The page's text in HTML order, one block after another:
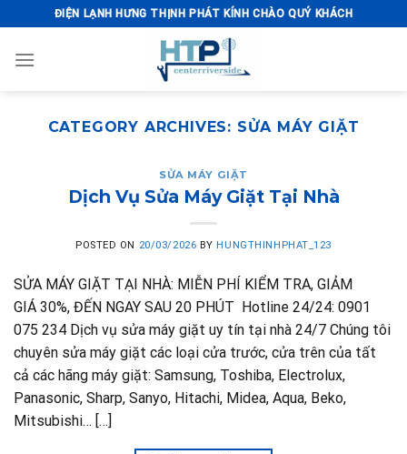
to
content
ĐIỆN LẠNH HƯNG THỊNH PHÁT KÍNH CHÀO QUÝ KHÁCH
CATEGORY ARCHIVES: SỬA MÁY GIẶT
SỬA MÁY GIẶT
Dịch Vụ Sửa Máy Giặt Tại Nhà
POSTED ON 20/03/2026 BY HUNGTHINHPHAT_123
SỬA MÁY GIẶT TẠI NHÀ: MIỄN PHÍ KIỂM TRA, GIẢM
GIÁ 30%, ĐẾN NGAY SAU 20 PHÚT Hotline 24/24: 0901
075 234 Dịch vụ sửa máy giặt uy tín tại nhà 24/7 Chúng tôi
chuyên sửa máy giặt các loại cửa trước, cửa trên của tất
cả các hãng máy giặt: Samsung, Toshiba, Electrolux,
Panasonic, Sharp, Sanyo, Hitachi, Midea, Aqua, Beko,
Mitsubishi… […]